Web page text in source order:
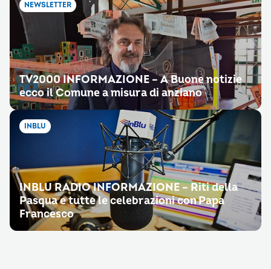
NEWSLETTER
TV2000 INFORMAZIONE – A Buone notizie
ecco il Comune a misura di anziano
INBLU
INBLU RADIO INFORMAZIONE – Riti della
Pasqua e tutte le celebrazioni con Papa
Francesco